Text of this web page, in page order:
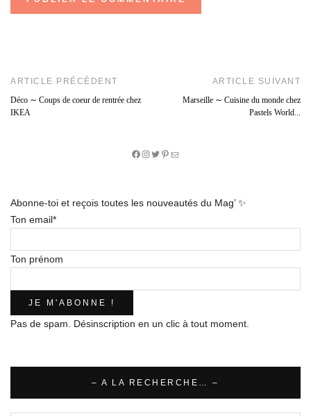
ARTICLE PRÉCÉDENT
Déco ∼ Coups de coeur de rentrée chez
IKEA
ARTICLE SUIVANT
Marseille ∼ Cuisine du monde chez
Pastels World...
Facebook
Instagram
Twitter
Pinterest
E-
Abonne-toi et reçois toutes les nouveautés du Mag’ ✨
Ton email*
Ton prénom
Pas de spam. Désinscription en un clic à tout moment.
– A LA RECHERCHE… –